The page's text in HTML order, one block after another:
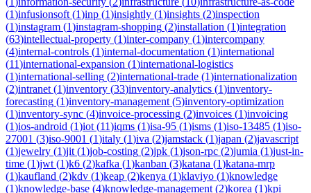
(1)infusionsoft (1)inp (1)insightly (1)insights (2)inspection
(1)instagram (1)instagram-shopping (2)installation (1)integration
(63)intellectual-property (1)inter-company (1)intercompany
(4)internal-controls (1)internal-documentation (1)international
(11)international-expansion (1)international-logistics
(1)international-selling (2)international-trade (1)internationalization
(2)intranet (1)inventory (33)inventory-analytics (1)inventory-
forecasting (1)inventory-management (5)inventory-optimization
(1)inventory-sync (4)invoice-processing (2)invoices (1)invoicing
(1)ios-android (1)iot (11)iqms (1)isa-95 (1)isms (1)iso-13485 (1)iso-
27001 (3)iso-9001 (1)italy (1)iva (2)jamstack (1)japan (2)javascript
(1)jewelry (1)jit (1)job-costing (2)jpk (1)json-rpc (2)jumia (1)just-in-
time (1)jwt (1)k6 (2)kafka (1)kanban (3)katana (1)katana-mrp
(1)kaufland (2)kdv (1)keap (2)kenya (1)klaviyo (1)knowledge
(1)knowledge-base (4)knowledge-management (2)korea (1)kpi